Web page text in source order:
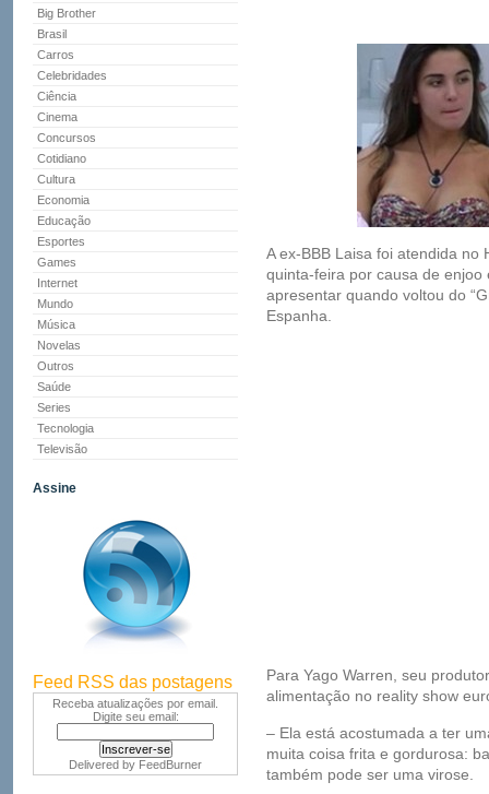
Big Brother
Brasil
Carros
Celebridades
Ciência
Cinema
Concursos
Cotidiano
Cultura
Economia
Educação
Esportes
Games
Internet
Mundo
Música
Novelas
Outros
Saúde
Series
Tecnologia
Televisão
Assine
Feed RSS das postagens
Receba atualizações por email.
Digite seu email:
Delivered by FeedBurner
A ex-BBB Laisa foi atendida no
quinta-feira por causa de
apresentar quando voltou do
Espanha.
Para Yago Warren, seu
alimentação no reality show
– Ela está acostumada a ter
muita coisa frita e gordurosa:
também pode ser uma virose.